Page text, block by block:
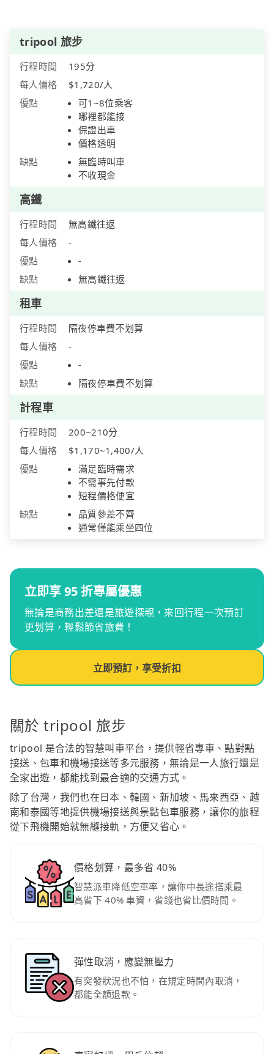
tripool 旅步
行程時間
195分
每人價格
$1,720/人
優點
可1~8位乘客
哪裡都能接
保證出車
價格透明
缺點
無臨時叫車
不收現金
高鐵
行程時間
無高鐵往返
每人價格
-
優點
-
缺點
無高鐵往返
租車
行程時間
隔夜停車費不划算
每人價格
-
優點
-
缺點
隔夜停車費不划算
計程車
行程時間
200~210分
每人價格
$1,170~1,400/人
優點
滿足臨時需求
不需事先付款
短程價格便宜
缺點
品質參差不齊
通常僅能乘坐四位
立即享 95 折專屬優惠
無論是商務出差還是旅遊探親，來回行程一次預訂
更划算，輕鬆節省旅費！
立即預訂，享受折扣
關於 tripool 旅步
tripool 是合法的智慧叫車平台，提供輕省專車、點對點
接送、包車和機場接送等多元服務，無論是一人旅行還是
全家出遊，都能找到最合適的交通方式。
除了台灣，我們也在日本、韓國、新加坡、馬來西亞、越
南和泰國等地提供機場接送與景點包車服務，讓你的旅程
從下飛機開始就無縫接軌，方便又省心。
價格划算，最多省 40%
智慧派車降低空車率，讓你中長途搭乘最
高省下 40% 車資，省錢也省比價時間。
彈性取消，應變無壓力
有突發狀況也不怕，在規定時間內取消，
都能全額退款。